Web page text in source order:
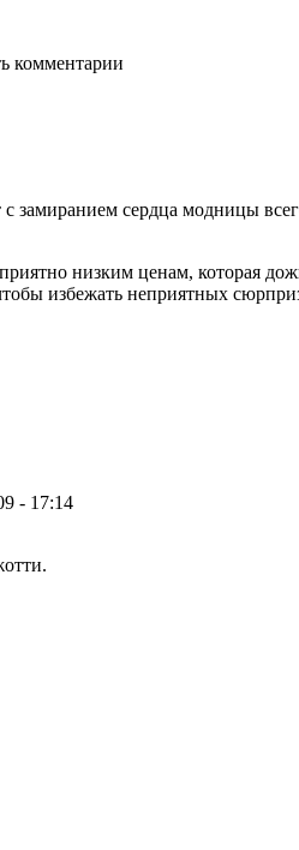
комментарии
сердца модницы
низким ценам, которая
избежать неприятных
- 17:14